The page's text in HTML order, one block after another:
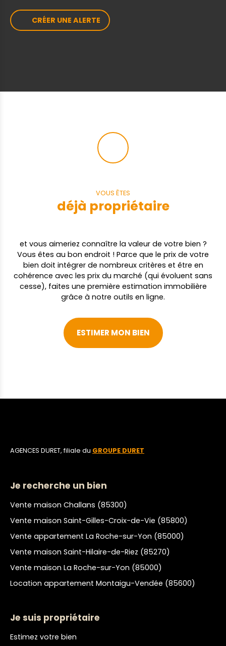
CRÉER UNE ALERTE
VOUS ÊTES
déjà propriétaire
et vous aimeriez connaître la valeur de votre bien ?
Vous êtes au bon endroit ! Parce que le prix de votre
bien doit intégrer de nombreux critères et être en
cohérence avec les prix du marché (qui évoluent sans
cesse), faites une première estimation immobilière
grâce à notre outils en ligne.
ESTIMER MON BIEN
AGENCES DURET, filiale du GROUPE DURET
Je recherche un bien
Vente maison Challans (85300)
Vente maison Saint-Gilles-Croix-de-Vie (85800)
Vente appartement La Roche-sur-Yon (85000)
Vente maison Saint-Hilaire-de-Riez (85270)
Vente maison La Roche-sur-Yon (85000)
Location appartement Montaigu-Vendée (85600)
Je suis propriétaire
Estimez votre bien